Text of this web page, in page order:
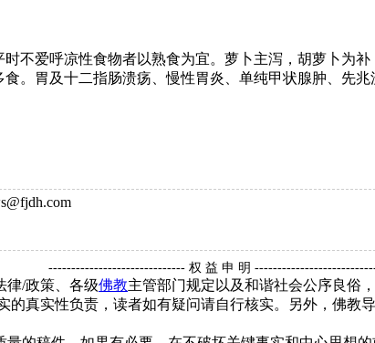
爱呼凉性食物者以熟食为宜。萝卜主泻，胡萝卜为补
。胃及十二指肠溃疡、慢性胃炎、单纯甲状腺肿、先
------------------------------ 权 益 申 明
律/政策、各级佛教主管部门规定以及和谐社会公序良俗
真实性负责，读者如有疑问请自行核实。另外，佛教